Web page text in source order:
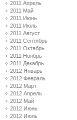
2011 Апрель
2011 Май
2011 Июнь
2011 Июль
2011 Август
2011 Сентябрь
2011 Октябрь
2011 Ноябрь
2011 Декабрь
2012 Январь
2012 Февраль
2012 Март
2012 Апрель
2012 Май
2012 Июнь
2012 Июль